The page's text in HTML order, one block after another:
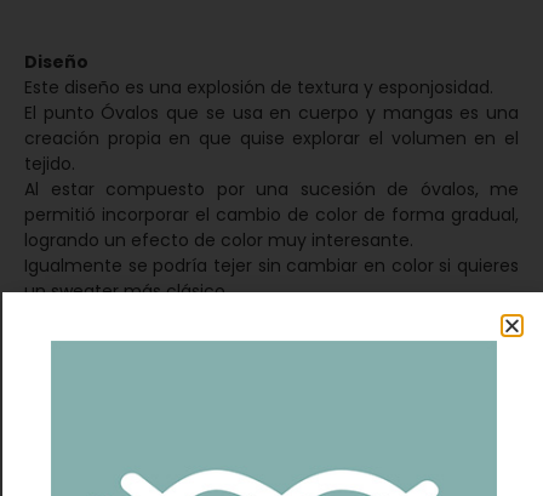
Diseño
Este diseño es una explosión de textura y esponjosidad.
El punto Óvalos que se usa en cuerpo y mangas es una
creación propia en que quise explorar el volumen en el
tejido.
Al estar compuesto por una sucesión de óvalos, me
permitió incorporar el cambio de color de forma gradual,
logrando un efecto de color muy interesante.
Igualmente se podría tejer sin cambiar en color si quieres
un sweater más clásico.
En este diseño top down quise explorar una nueva forma
de lograr un cuello más rebajado hacia el delantero y
través de aumentos estratégicos en cada corrida del